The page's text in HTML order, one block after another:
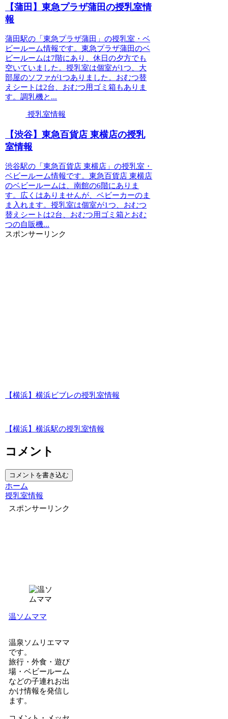
【蒲田】東急プラザ蒲田の授乳室情
報
蒲田駅の「東急プラザ蒲田」の授乳室・ベ
ビールーム情報です。東急プラザ蒲田のベ
ビールームは7階にあり、休日の夕方でも
空いていました。授乳室は個室が1つ、大
部屋のソファが1つありました。おむつ替
えシートは2台、おむつ用ゴミ箱もありま
す。調乳機と...
授乳室情報
【渋谷】東急百貨店 東横店の授乳
室情報
渋谷駅の「東急百貨店 東横店」の授乳室・
ベビールーム情報です。東急百貨店 東横店
のベビールームは、南館の6階にありま
す。広くはありませんが、ベビーカーのま
ま入れます。授乳室は個室が1つ、おむつ
替えシートは2台、おむつ用ゴミ箱とおむ
つの自販機...
スポンサーリンク
【横浜】横浜ビブレの授乳室情報
【横浜】横浜駅の授乳室情報
コメント
コメントを書き込む
ホーム
授乳室情報
スポンサーリンク
温ソムママ
温泉ソムリエママ
です。
旅行・外食・遊び
場・ベビールーム
などの子連れお出
かけ情報を発信し
ます。